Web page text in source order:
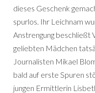
dieses Geschenk
spurlos. Ihr Leichnam
Anstrengung beschließt
geliebten Mädchen
Journalisten Mikael
bald auf erste Spuren
jungen Ermittlerin